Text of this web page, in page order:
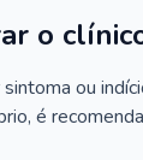
o
ou
é